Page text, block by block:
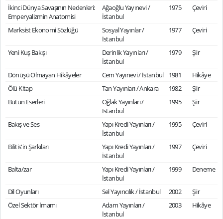
İkinci Dünya Savaşının Nedenleri:
Emperyalizmin Anatomisi
Ağaoğlu Yayınevi /
İstanbul
1975 Çeviri
Marksist Ekonomi Sözlüğü
Sosyal Yayınlar /
İstanbul
1977 Çeviri
Yeni Kuş Bakışı
Derinlik Yayınları /
İstanbul
1979 Şiir
Dönüşü Olmayan Hikâyeler Cem Yayınevi / İstanbul 1981
Hikâye
Ölü Kitap
Tan Yayınları / Ankara 1982
Şiir
Bütün Eserleri
Oğlak Yayınları /
İstanbul
1995 Şiir
Bakış ve Ses
Yapı Kredi Yayınları /
İstanbul
1995 Çeviri
Bilitis'in Şarkıları
Yapı Kredi Yayınları /
İstanbul
1997 Çeviri
Balta/zar
Yapı Kredi Yayınları /
İstanbul
1999 Deneme
Dil Oyunları Sel Yayıncılık / İstanbul 2002
Şiir
Özel Sektör İmamı
Adam Yayınları /
İstanbul
2003 Hikâye